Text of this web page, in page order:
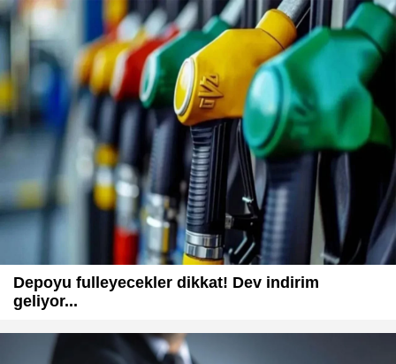
Depoyu fulleyecekler dikkat! Dev indirim
geliyor...